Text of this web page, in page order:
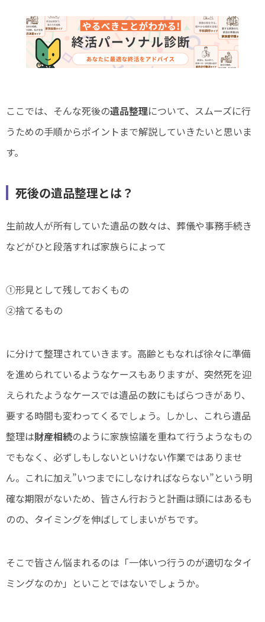
ここでは、そんな死後の遺品整理について、スムーズに行
うための手順からポイントまで解説していきたいと思いま
す。
死後の遺品整理とは？
生前故人が所有していた遺品の数々は、葬儀や事務手続き
などがひと段落すれば家族らによって
①形見として残しておくもの
②捨てるもの
に分けて整理されていきます。高齢ともなれば徐々に準備
を進められているようなケースもありますが、突然死を迎
えられたようなケースでは遺品の数にもばらつきがあり、
要する時間も変わってくるでしょう。しかし、これら遺品
整理は財産相続のように家族協議を重ねて行うようなもの
でもなく、必ずしもしないといけない作業ではありませ
ん。これに加え”いつまでにしなければならない”という明
確な期限がないため、皆さん行おうと計画は頭にはあるも
のの、タイミングを伸ばしてしまいがちです。
そこで皆さん悩まれるのは「一体いつ行うのが適切なタイ
ミングなのか」といことではないでしょうか。